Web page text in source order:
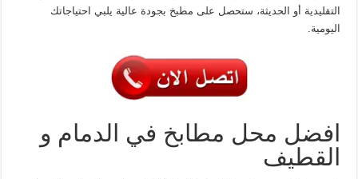
التقليدية أو الحديثة، ستحصل على مطبخ بجودة عالية يلبي احتياجاتك
اليومية.
افضل محل مطابخ في الدمام و
القطيف